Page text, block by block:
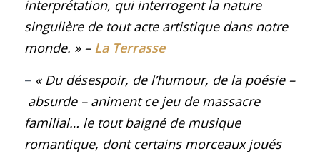
interprétation, qui interrogent la nature
singulière de tout acte artistique dans notre
monde. » – La Terrasse
– « Du désespoir, de l’humour, de la poésie –
absurde – animent ce jeu de massacre
familial… le tout baigné de musique
romantique, dont certains morceaux joués